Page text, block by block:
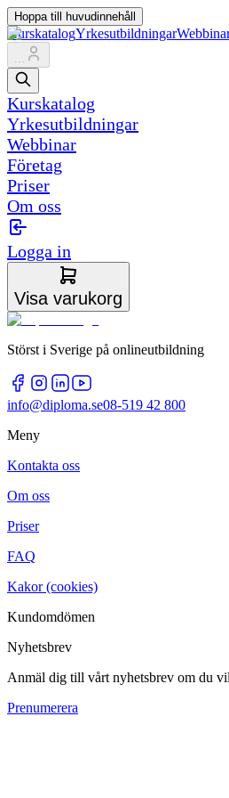
Hoppa till huvudinnehåll
KurskatalogYrkesutbildningar
...
Kurskatalog
Yrkesutbildningar
Webbinar
Företag
Priser
Om oss
Logga in
Visa varukorg
Störst i Sverige på onlineutbildning
info@diploma.se08-519 42 800
Meny
Kontakta oss
Om oss
Priser
FAQ
Kakor (cookies)
Kundomdömen
Nyhetsbrev
Anmäl dig till vårt nyhetsbrev om du
Prenumerera